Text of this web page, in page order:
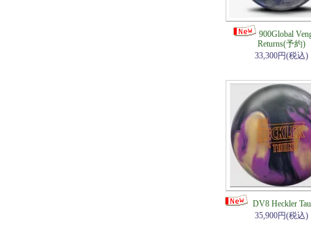
900Global
Returns(予約)
33,300円(税込)
DV8 Heckler
35,900円(税込)